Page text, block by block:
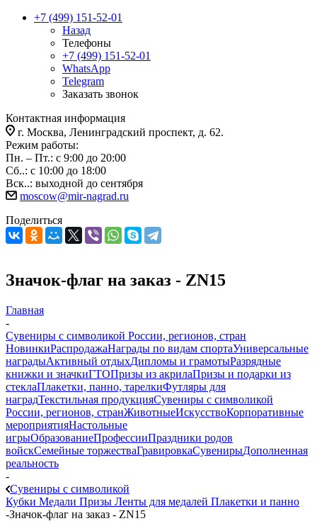
+7 (499) 151-52-01
Назад
Телефоны
+7 (499) 151-52-01
WhatsApp
Telegram
Заказать звонок
Контактная информация
г. Москва, Ленинградский проспект, д. 62.
Режим работы:
Пн. – Пт.: с 9:00 до 20:00
Сб..: с 10:00 до 18:00
Вск..: выходной до сентября
moscow@mir-nagrad.ru
Поделиться
Значок-флаг на заказ - ZN15
Главная
-
Сувениры с символикой России, регионов, стран
НовинкиРаспродажаНаграды по видам спортаУниверсальные
наградыАктивный отдыхДипломы и грамотыРазрядные
книжки и значкиГТОПризы из акрилаПризы и подарки из
стеклаПлакетки, панно, тарелкиФутляры для
наградТекстильная продукцияСувениры с символикой
России, регионов, странЖивотныеИскусствоКорпоративные
мероприятияНастольные
игрыОбразованиеПрофессииПраздники родов
войскСемейные торжестваГравировкаСувенирыДополненная
реальность
-
Сувениры с символикой
Кубки Медали Призы Ленты для медалей Плакетки и панно
-Значок-флаг на заказ - ZN15